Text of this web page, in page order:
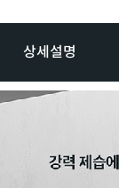
상세설명